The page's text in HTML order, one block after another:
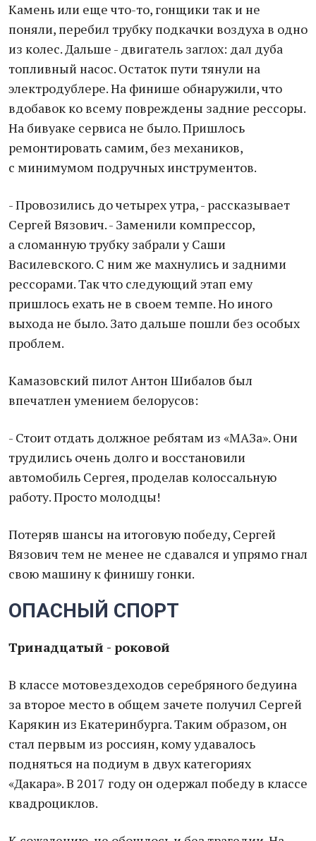
Камень или еще что-то, гонщики так и не
поняли, перебил трубку подкачки воздуха в одно
из колес. Дальше - двигатель заглох: дал дуба
топливный насос. Остаток пути тянули на
электродублере. На финише обнаружили, что
вдобавок ко всему повреждены задние рессоры.
На бивуаке сервиса не было. Пришлось
ремонтировать самим, без механиков,
с минимумом подручных инструментов.
- Провозились до четырех утра, - рассказывает
Сергей Вязович. - Заменили компрессор,
а сломанную трубку забрали у Саши
Василевского. С ним же махнулись и задними
рессорами. Так что следующий этап ему
пришлось ехать не в своем темпе. Но иного
выхода не было. Зато дальше пошли без особых
проблем.
Камазовский пилот Антон Шибалов был
впечатлен умением белорусов:
- Стоит отдать должное ребятам из «МАЗа». Они
трудились очень долго и восстановили
автомобиль Сергея, проделав колоссальную
работу. Просто молодцы!
Потеряв шансы на итоговую победу, Сергей
Вязович тем не менее не сдавался и упрямо гнал
свою машину к финишу гонки.
ОПАСНЫЙ СПОРТ
Тринадцатый - роковой
В классе мотовездеходов серебряного бедуина
за второе место в общем зачете получил Сергей
Карякин из Екатеринбурга. Таким образом, он
стал первым из россиян, кому удавалось
подняться на подиум в двух категориях
«Дакара». В 2017 году он одержал победу в классе
квадроциклов.